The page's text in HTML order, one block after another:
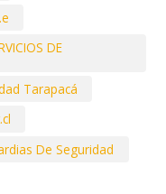
DE
Tarapacá
De Seguridad